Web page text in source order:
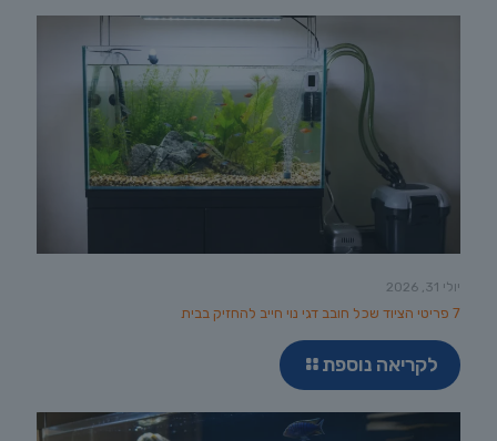
יולי 31, 2026
7 פריטי הציוד שכל חובב דגי נוי חייב להחזיק בבית
לקריאה נוספת